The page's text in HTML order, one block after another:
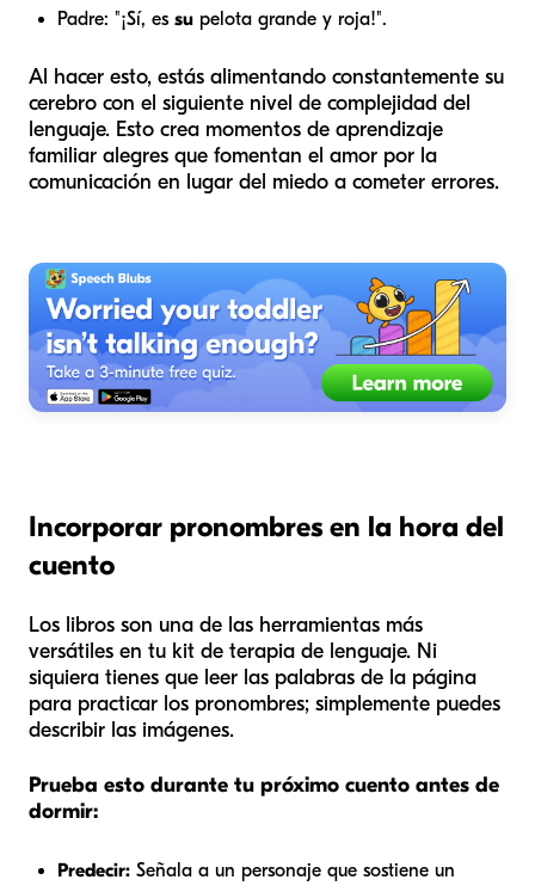
Padre: "¡Sí, es su pelota grande y roja!".
Al hacer esto, estás alimentando constantemente su
cerebro con el siguiente nivel de complejidad del
lenguaje. Esto crea momentos de aprendizaje
familiar alegres que fomentan el amor por la
comunicación en lugar del miedo a cometer errores.
Incorporar pronombres en la hora del
cuento
Los libros son una de las herramientas más
versátiles en tu kit de terapia de lenguaje. Ni
siquiera tienes que leer las palabras de la página
para practicar los pronombres; simplemente puedes
describir las imágenes.
Prueba esto durante tu próximo cuento antes de
dormir:
Predecir: Señala a un personaje que sostiene un